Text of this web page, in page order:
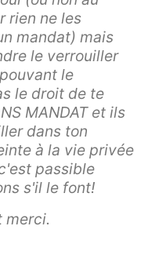
rien ne les
mandat) mais
le verrouiller
le
le droit de te
MANDAT et ils
dans ton
à la vie privée
passible
s'il le font!
merci.